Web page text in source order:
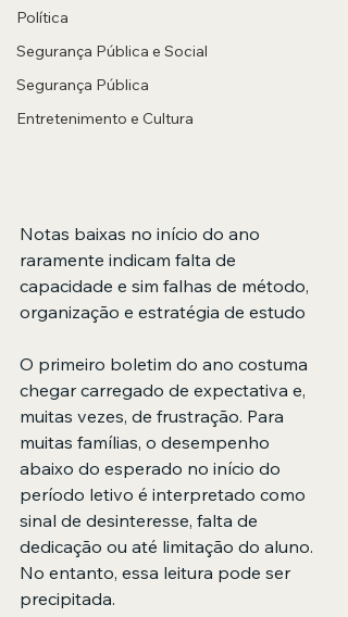
Política
Segurança Pública e Social
Segurança Pública
Entretenimento e Cultura
Notas baixas no início do ano
raramente indicam falta de
capacidade e sim falhas de método,
organização e estratégia de estudo
O primeiro boletim do ano costuma
chegar carregado de expectativa e,
muitas vezes, de frustração. Para
muitas famílias, o desempenho
abaixo do esperado no início do
período letivo é interpretado como
sinal de desinteresse, falta de
dedicação ou até limitação do aluno.
No entanto, essa leitura pode ser
precipitada.